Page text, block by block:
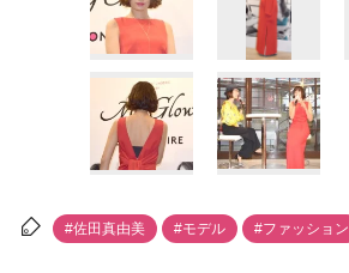
#佐田真由美 #モデル #ファッション